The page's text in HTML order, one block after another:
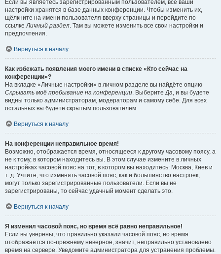
Если вы являетесь зарегистрированным пользователем, все ваши
настройки хранятся в базе данных конференции. Чтобы изменить их,
щёлкните на имени пользователя вверху страницы и перейдите по
ссылкеЛичный раздел. Там вы можете изменить все свои настройки и
предпочтения.
Вернуться к началу
Как избежать появления моего имени в списке «Кто сейчас на
конференции»?
На вкладке «Личные настройки» в личном разделе вы найдёте опцию
Скрывать моё пребывание на конференции. ВыберитеДа, и вы будете
видны только администраторам, модераторам и самому себе. Для всех
остальных вы будете скрытым пользователем.
Вернуться к началу
На конференции неправильное время!
Возможно, отображается время, относящееся к другому часовому поясу, а
не к тому, в котором находитесь вы. В этом случае измените в личных
настройках часовой пояс на тот, в котором вы находитесь: Москва, Киев и
т. д. Учтите, что изменять часовой пояс, как и большинство настроек,
могут только зарегистрированные пользователи. Если вы не
зарегистрированы, то сейчас удачный момент сделать это.
Вернуться к началу
Я изменил часовой пояс, но время всё равно неправильное!
Если вы уверены, что правильно указали часовой пояс, но время
отображается по-прежнему неверное, значит, неправильно установлено
время на сервере. Уведомите администратора для устранения проблемы.